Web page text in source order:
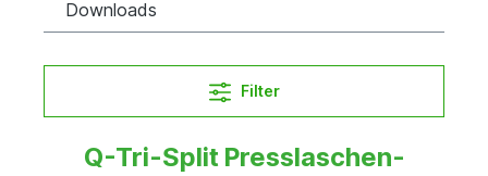
Downloads
Filter
Q-Tri-Split Presslaschen-